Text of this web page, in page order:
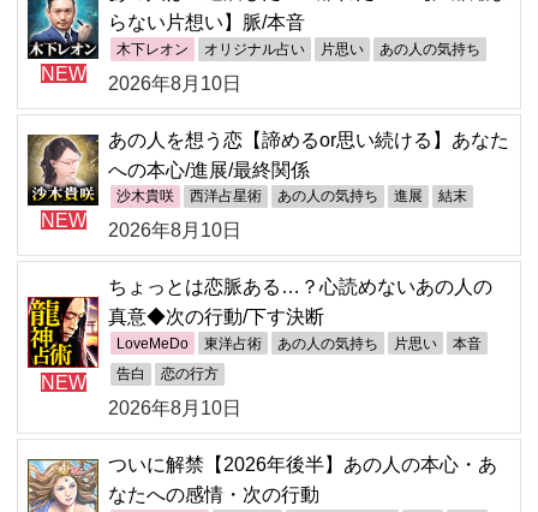
NEW
らない片想い】脈/本音
木下レオン オリジナル占い 片思い あの人の気持ち
2026年8月10日
NEW
あの人を想う恋【諦めるor思い続ける】あなた
への本心/進展/最終関係
沙木貴咲 西洋占星術 あの人の気持ち 進展 結末
2026年8月10日
NEW
ちょっとは恋脈ある…？心読めないあの人の
真意◆次の行動/下す決断
LoveMeDo 東洋占術 あの人の気持ち 片思い 本音
告白 恋の行方
2026年8月10日
ついに解禁【2026年後半】あの人の本心・あ
なたへの感情・次の行動